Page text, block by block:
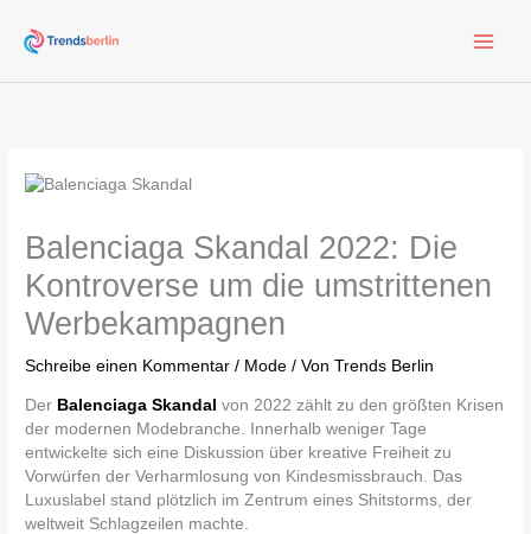
Inhalt
springen
Balenciaga Skandal 2022: Die
Kontroverse um die umstrittenen
Werbekampagnen
Schreibe einen Kommentar / Mode / VonTrends Berlin
Der Balenciaga Skandal von 2022 zählt zu den größten Krisen
der modernen Modebranche. Innerhalb weniger Tage
entwickelte sich eine Diskussion über kreative Freiheit zu
Vorwürfen der Verharmlosung von Kindesmissbrauch. Das
Luxuslabel stand plötzlich im Zentrum eines Shitstorms, der
weltweit Schlagzeilen machte.